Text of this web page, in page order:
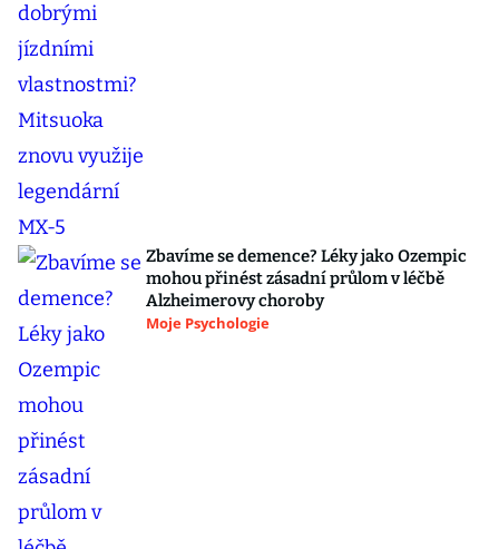
Zbavíme se demence? Léky jako Ozempic
mohou přinést zásadní průlom v léčbě
Alzheimerovy choroby
Moje Psychologie